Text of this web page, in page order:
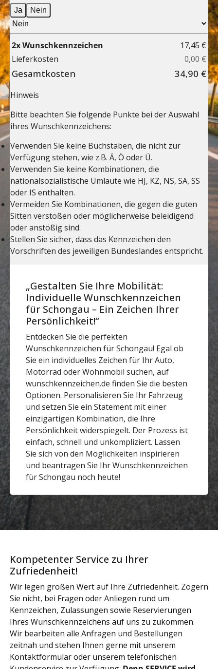
„Gestalten Sie Ihre Mobilität:
Individuelle Wunschkennzeichen
für Schongau – Ein Zeichen Ihrer
Persönlichkeit!“
Entdecken Sie die perfekten
Wunschkennzeichen für Schongau! Egal ob
Sie ein individuelles Zeichen für Ihr Auto,
Motorrad oder Wohnmobil suchen, auf
wunschkennzeichen.de finden Sie die besten
Optionen. Personalisieren Sie Ihr Fahrzeug
und setzen Sie ein Statement mit einer
einzigartigen Kombination, die Ihre
Persönlichkeit widerspiegelt. Der Prozess ist
einfach, schnell und unkompliziert. Lassen
Sie sich von den Möglichkeiten inspirieren
und beantragen Sie Ihr Wunschkennzeichen
für Schongau noch heute!
Kompetenter Service zu Ihrer
Zufriedenheit!
Wir legen großen Wert auf Ihre Zufriedenheit. Zögern
Sie nicht, bei Fragen oder Anliegen rund um
Kennzeichen, Zulassungen sowie Reservierungen
Ihres Wunschkennzeichens auf uns zu zukommen.
Wir bearbeiten alle Anfragen und Bestellungen
zeitnah und stehen Ihnen gerne mit unserem
Kontaktformular oder unserem telefonischen